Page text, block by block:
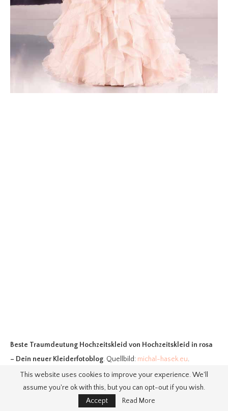
Beste Traumdeutung Hochzeitskleid von Hochzeitskleid in rosa
– Dein neuer Kleiderfotoblog. Quellbild: michal-hasek.eu.
Besuchen Sie diese Site für Details:michal-hasek.eu
This website uses cookies to improve your experience. We'll
assume you're ok with this, but you can opt-out if you wish.
Accept
Read More